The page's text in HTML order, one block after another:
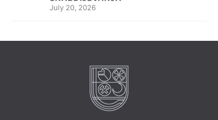
July 20, 2026